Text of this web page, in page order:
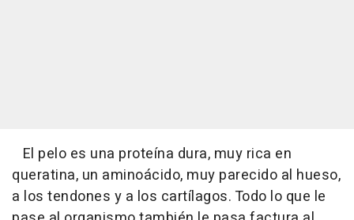
El pelo es una proteína dura, muy rica en
queratina, un aminoácido, muy parecido al hueso,
a los tendones y a los cartílagos. Todo lo que le